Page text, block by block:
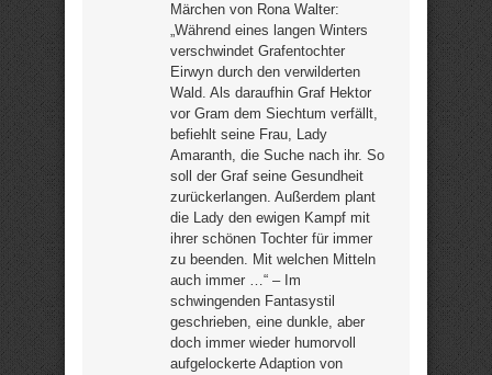
Märchen von Rona Walter:
„Während eines langen Winters
verschwindet Grafentochter
Eirwyn durch den verwilderten
Wald. Als daraufhin Graf Hektor
vor Gram dem Siechtum verfällt,
befiehlt seine Frau, Lady
Amaranth, die Suche nach ihr. So
soll der Graf seine Gesundheit
zurückerlangen. Außerdem plant
die Lady den ewigen Kampf mit
ihrer schönen Tochter für immer
zu beenden. Mit welchen Mitteln
auch immer …“ – Im
schwingenden Fantasystil
geschrieben, eine dunkle, aber
doch immer wieder humorvoll
aufgelockerte Adaption von